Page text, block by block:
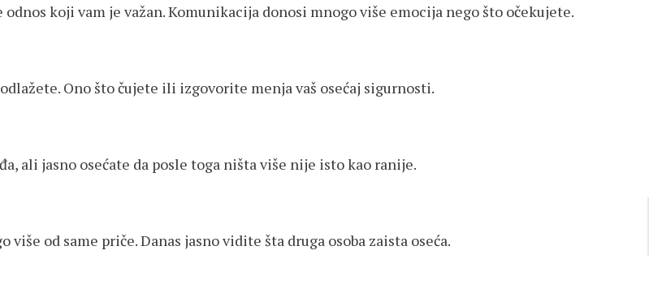
koji vam je važan. Komunikacija donosi mnogo više emocija nego što očekujete.
Ono što čujete ili izgovorite menja vaš osećaj sigurnosti.
ali jasno osećate da posle toga ništa više nije isto kao ranije.
od same priče. Danas jasno vidite šta druga osoba zaista oseća.